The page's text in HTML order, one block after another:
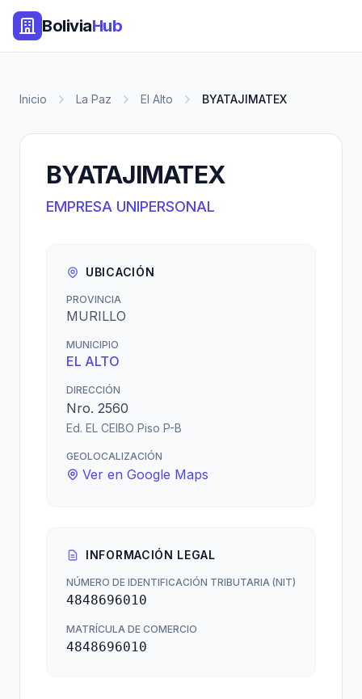
BoliviaHub
Inicio La Paz El Alto BYATAJIMATEX
BYATAJIMATEX
EMPRESA UNIPERSONAL
UBICACIÓN
PROVINCIA
MURILLO
MUNICIPIO
EL ALTO
DIRECCIÓN
Nro. 2560
Ed. EL CEIBO Piso P-B
GEOLOCALIZACIÓN
Ver en Google Maps
INFORMACIÓN LEGAL
NÚMERO DE IDENTIFICACIÓN TRIBUTARIA (NIT)
4848696010
MATRÍCULA DE COMERCIO
4848696010